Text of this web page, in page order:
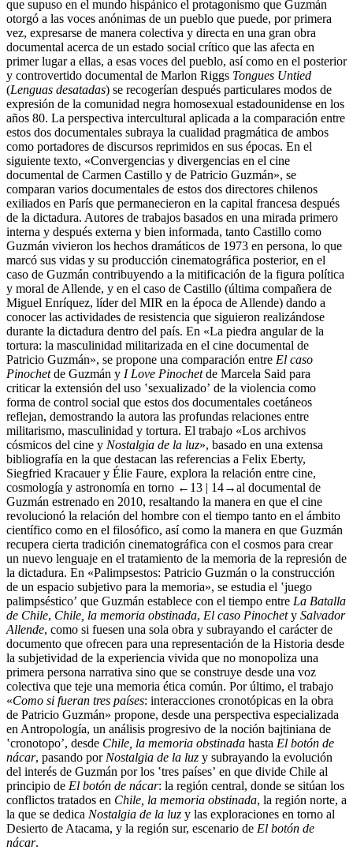
que supuso en el mundo hispánico el protagonismo que Guzmán
otorgó a las voces anónimas de un pueblo que puede, por primera
vez, expresarse de manera colectiva y directa en una gran obra
documental acerca de un estado social crítico que las afecta en
primer lugar a ellas, a esas voces del pueblo, así como en el posterior
y controvertido documental de Marlon Riggs Tongues Untied
(Lenguas desatadas) se recogerían después particulares modos de
expresión de la comunidad negra homosexual estadounidense en los
años 80. La perspectiva intercultural aplicada a la comparación entre
estos dos documentales subraya la cualidad pragmática de ambos
como portadores de discursos reprimidos en sus épocas. En el
siguiente texto, «Convergencias y divergencias en el cine
documental de Carmen Castillo y de Patricio Guzmán», se
comparan varios documentales de estos dos directores chilenos
exiliados en París que permanecieron en la capital francesa después
de la dictadura. Autores de trabajos basados en una mirada primero
interna y después externa y bien informada, tanto Castillo como
Guzmán vivieron los hechos dramáticos de 1973 en persona, lo que
marcó sus vidas y su producción cinematográfica posterior, en el
caso de Guzmán contribuyendo a la mitificación de la figura política
y moral de Allende, y en el caso de Castillo (última compañera de
Miguel Enríquez, líder del MIR en la época de Allende) dando a
conocer las actividades de resistencia que siguieron realizándose
durante la dictadura dentro del país. En «La piedra angular de la
tortura: la masculinidad militarizada en el cine documental de
Patricio Guzmán», se propone una comparación entre El caso
Pinochetde Guzmán y I Love Pinochetde Marcela Said para
criticar la extensión del uso ʽsexualizadoʼ de la violencia como
forma de control social que estos dos documentales coetáneos
reflejan, demostrando la autora las profundas relaciones entre
militarismo, masculinidad y tortura. El trabajo «Los archivos
cósmicos del cine y Nostalgia de la luz», basado en una extensa
bibliografía en la que destacan las referencias a Felix Eberty,
Siegfried Kracauery Élie Faure, explora la relación entre cine,
cosmología y astronomía en torno ←13 | 14→al documental de
Guzmán estrenado en 2010, resaltando la manera en que el cine
revolucionó la relación del hombre con el tiempo tanto en el ámbito
científico como en el filosófico, así como la manera en que Guzmán
recupera cierta tradición cinematográfica con el cosmos para crear
un nuevo lenguaje en el tratamiento de la memoria de la represión de
la dictadura. En «Palimpsestos: Patricio Guzmán o la construcción
de un espacio subjetivo para la memoria», se estudia el ʽjuego
palimpsésticoʼ que Guzmán establece con el tiempo entre La Batalla
de Chile, Chile, la memoria obstinada, El caso Pinochety Salvador
Allende, como si fuesen una sola obra y subrayando el carácter de
documento que ofrecen para una representación de la Historia desde
la subjetividad de la experiencia vivida que no monopoliza una
primera persona narrativa sino que se construye desde una voz
colectiva que teje una memoria ética común. Por último, el trabajo
«Como si fueran tres países: interacciones cronotópicas en la obra
de Patricio Guzmán» propone, desde una perspectiva especializada
en Antropología, un análisis progresivo de la noción bajtiniana de
ʽcronotopoʼ, desde Chile, la memoria obstinada hasta El botón de
nácar, pasando por Nostalgia de la luz y subrayando la evolución
del interés de Guzmán por los ʽtres paísesʼ en que divide Chile al
principio de El botón de nácar: la región central, donde se sitúan los
conflictos tratados en Chile, la memoria obstinada, la región norte, a
la que se dedica Nostalgia de la luz y las exploraciones en torno al
Desierto de Atacama, y la región sur, escenario de El botón de
nácar.